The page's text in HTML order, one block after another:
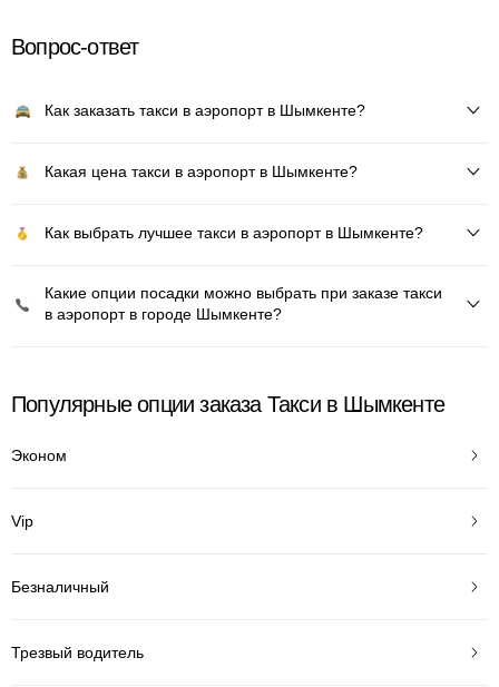
Вопрос-ответ
Как заказать такси в аэропорт в Шымкенте?
Какая цена такси в аэропорт в Шымкенте?
Как выбрать лучшее такси в аэропорт в Шымкенте?
Какие опции посадки можно выбрать при заказе такси
в аэропорт в городе Шымкенте?
Популярные опции заказа Такси в Шымкенте
Эконом
Vip
Безналичный
Трезвый водитель